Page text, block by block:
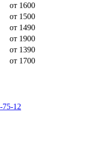
от 1600
от 1500
от 1490
от 1900
от 1390
от 1700
75-12